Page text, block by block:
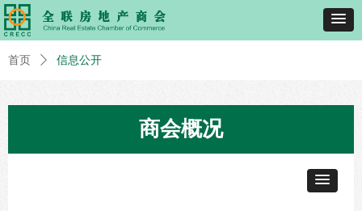
首页 ꄲ 信息公开
商会概况